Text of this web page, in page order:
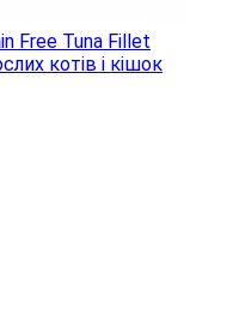
Free Tuna Fillet
котів і кішок